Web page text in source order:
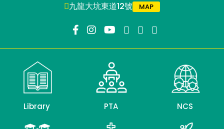
九龍大坑東道12號
MAP
Library PTA NCS